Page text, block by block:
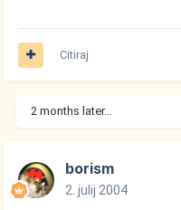
Citiraj
2 months later...
borism
2. julij 2004